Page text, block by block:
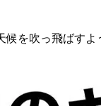
候を吹っ飛ばす